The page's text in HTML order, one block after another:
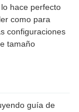
hace perfecto
como para
configuraciones
tamaño
guía de